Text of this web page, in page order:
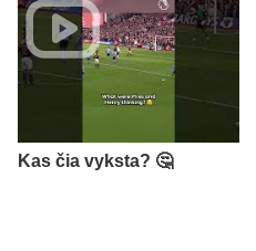
Kas čia vyksta? 🤔